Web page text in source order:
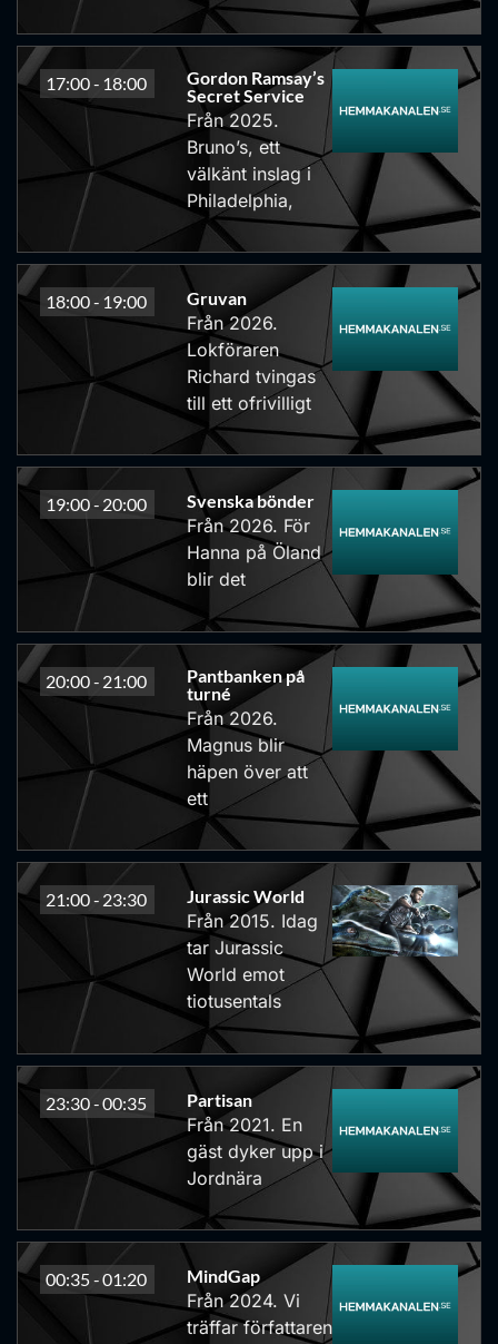
17:00 - 18:00
Gordon Ramsay’s
Secret Service
Från 2025.
Bruno’s, ett
välkänt inslag i
Philadelphia,
18:00 - 19:00 Gruvan
Från 2026.
Lokföraren
Richard tvingas
till ett ofrivilligt
19:00 - 20:00 Svenska bönder
Från 2026. För
Hanna på Öland
blir det
20:00 - 21:00
Pantbanken på
turné
Från 2026.
Magnus blir
häpen över att
ett
21:00 - 23:30 Jurassic World
Från 2015. Idag
tar Jurassic
World emot
tiotusentals
23:30 -00:35 Partisan
Från 2021. En
gäst dyker upp i
Jordnära
00:35 -01:20 MindGap
Från 2024. Vi
träffar författaren